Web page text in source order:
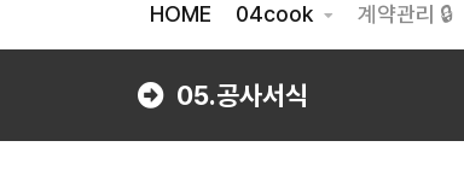
HOME 04cook 계약관리 🔒
05.공사서식